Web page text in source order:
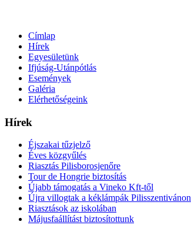
Címlap
Hírek
Egyesületünk
Ifjúság-Utánpótlás
Események
Galéria
Elérhetőségeink
Hírek
Éjszakai tűzjelző
Éves közgyűlés
Riasztás Pilisborosjenőre
Tour de Hongrie biztosítás
Újabb támogatás a Vineko Kft-től
Újra villogtak a kéklámpák Pilisszentivánon
Riasztások az iskolában
Májusfaállítást biztosítottunk